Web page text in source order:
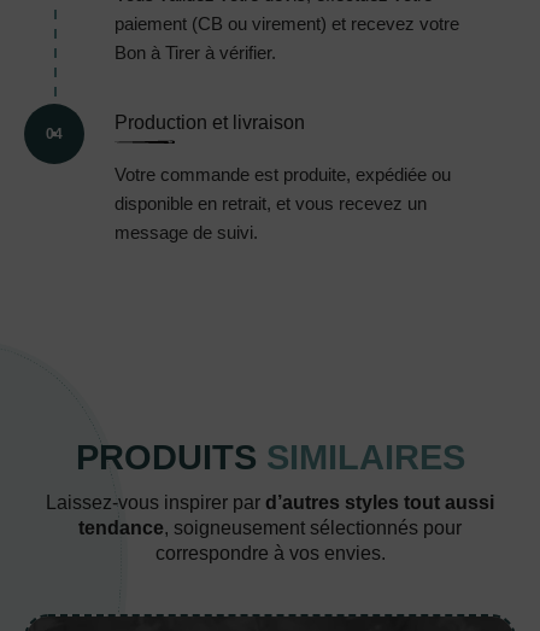
paiement (CB ou virement) et recevez votre
Bon à Tirer à vérifier.
04
Production et livraison
Votre commande est produite, expédiée ou
disponible en retrait, et vous recevez un
message de suivi.
PRODUITS SIMILAIRES
Laissez-vous inspirer par d’autres styles tout aussi
tendance, soigneusement sélectionnés pour
correspondre à vos envies.